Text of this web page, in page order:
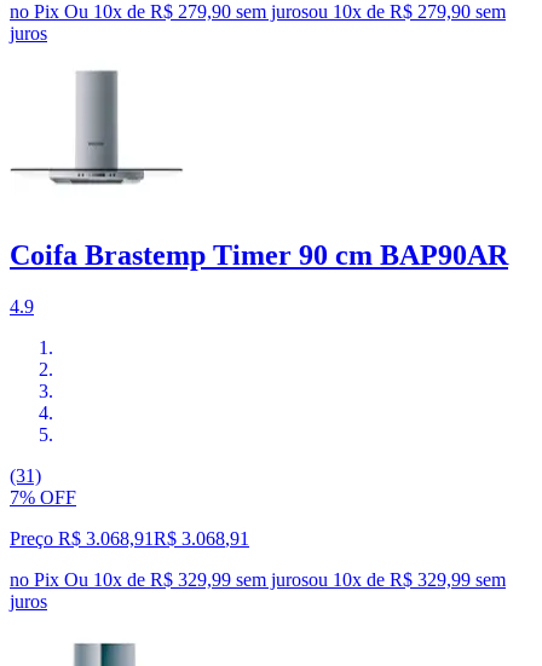
no Pix Ou 10x de R$ 279,90 sem jurosou 10x de R$ 279,90 sem
juros
Coifa Brastemp Timer 90 cm BAP90AR
4.9
(31)
7% OFF
Preço R$ 3.068,91R$ 3.068,91
no Pix Ou 10x de R$ 329,99 sem jurosou 10x de R$ 329,99 sem
juros